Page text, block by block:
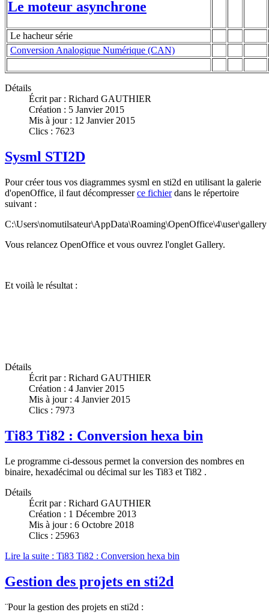
Le moteur asynchrone
Le hacheur série
Conversion Analogique Numérique (CAN)
Détails
Écrit par : Richard GAUTHIER
Création : 5 Janvier 2015
Mis à jour : 12 Janvier 2015
Clics : 7623
Sysml STI2D
Pour créer tous vos diagrammes sysml en sti2d en utilisant la galerie
d'openOffice, il faut décompresserce fichierdans le répertoire
suivant :
C:\Users\nomutilsateur\AppData\Roaming\OpenOffice\4\user\gallery
Vous relancez OpenOffice et vous ouvrez l'onglet Gallery.
Et voilà le résultat :
Détails
Écrit par : Richard GAUTHIER
Création : 4 Janvier 2015
Mis à jour : 4 Janvier 2015
Clics : 7973
Ti83 Ti82 : Conversion hexa bin
Le programme ci-dessous permet la conversion des nombres en
binaire, hexadécimal ou décimal sur les Ti83 et Ti82 .
Détails
Écrit par : Richard GAUTHIER
Création : 1 Décembre 2013
Mis à jour : 6 Octobre 2018
Clics : 25963
Lire la suite : Ti83 Ti82 : Conversion hexa bin
Gestion des projets en sti2d
¨Pour la gestion des projets en sti2d :